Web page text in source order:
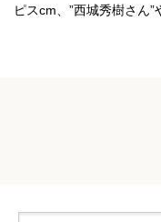
ピスcm、”西城秀樹さん”